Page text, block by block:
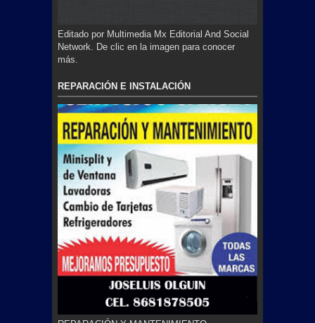
Editado por Multimedia Mx Editorial And Social
Network. De clic en la imagen para conocer
más.
REPARACIÓN E INSTALACIÓN